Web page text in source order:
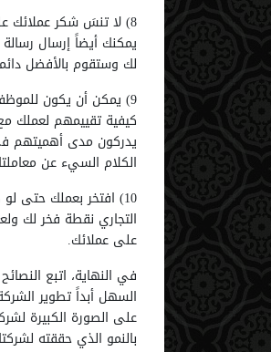
8) لا تنسَ شكر عملائك
يمكنك أيضاً إرسال
لك وستقوم بالأفضل
9) يمكن أن يكون
كيفية تقييمهم لعملك
يدركون مدى أهميتهم
الكلام السيء عن
10) افتخر بعملك حتى
التجاري نقطة فخر لك
على عملائك.
السهل أبداً تطوير
على الصورة الكبيرة
بالنمو الذي حققته